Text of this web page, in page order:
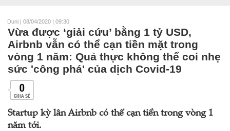
Duni | 08/04/2020 | 09:30
Vừa được ‘giải cứu’ bằng 1 tỷ USD,
Airbnb vẫn có thể cạn tiền mặt trong
vòng 1 năm: Quả thực không thể coi nhẹ
sức 'công phá' của dịch Covid-19
0
CHIA SẺ
Startup kỳ lân Airbnb có thể cạn tiền trong vòng 1
năm tới.